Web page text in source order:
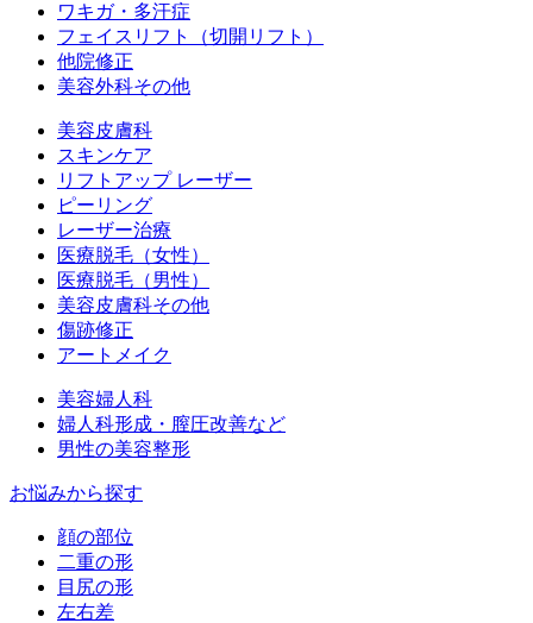
ワキガ・多汗症
フェイスリフト（切開リフト）
他院修正
美容外科その他
美容皮膚科
スキンケア
リフトアップ レーザー
ピーリング
レーザー治療
医療脱毛（女性）
医療脱毛（男性）
美容皮膚科その他
傷跡修正
アートメイク
美容婦人科
婦人科形成・膣圧改善など
男性の美容整形
お悩みから探す
顔の部位
二重の形
目尻の形
左右差